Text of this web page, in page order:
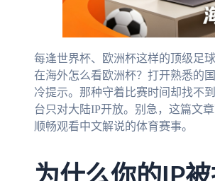
每逢世界杯、欧洲杯这样的顶级足
在海外怎么看欧洲杯？打开熟悉的
冷提示。那种守着比赛时间却找不
台只对大陆IP开放。别急，这篇文
顺畅观看中文解说的体育赛事。